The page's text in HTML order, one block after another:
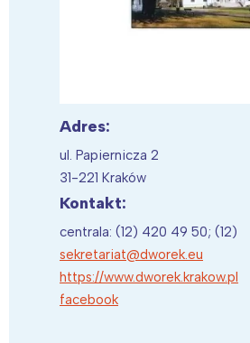
Adres:
ul. Papiernicza 2
31-221 Kraków
Kontakt:
centrala: (12) 420 49 50; (12)
sekretariat@dworek.eu
https://www.dworek.krakow.pl
facebook